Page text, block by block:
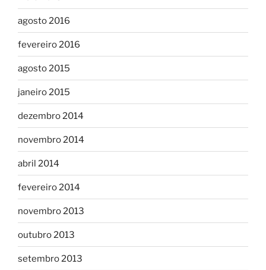
agosto 2016
fevereiro 2016
agosto 2015
janeiro 2015
dezembro 2014
novembro 2014
abril 2014
fevereiro 2014
novembro 2013
outubro 2013
setembro 2013